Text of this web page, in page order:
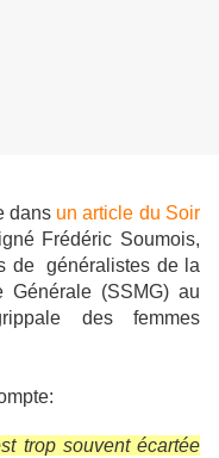
dans un article du Soir
Frédéric Soumois,
de généralistes de la
Générale (SSMG) au
des femmes
trop souvent écartée